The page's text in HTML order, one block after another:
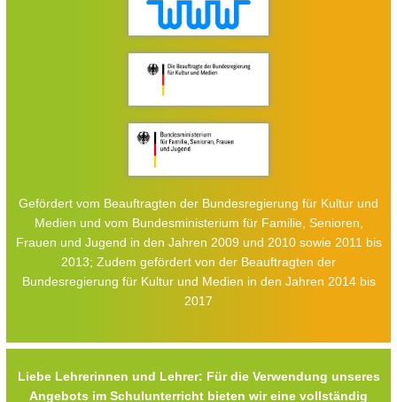
Gefördert vom Beauftragten der Bundesregierung für Kultur und
Medien und vom Bundesministerium für Familie, Senioren,
Frauen und Jugend in den Jahren 2009 und 2010 sowie 2011 bis
2013; Zudem gefördert von der Beauftragten der
Bundesregierung für Kultur und Medien in den Jahren 2014 bis
2017
Liebe Lehrerinnen und Lehrer: Für die Verwendung unseres
Angebots im Schulunterricht bieten wir eine vollständig